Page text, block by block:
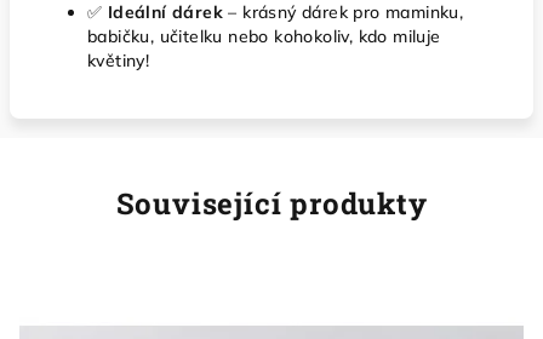
✅ Ideální dárek – krásný dárek pro maminku,
babičku, učitelku nebo kohokoliv, kdo miluje
květiny!
Související produkty